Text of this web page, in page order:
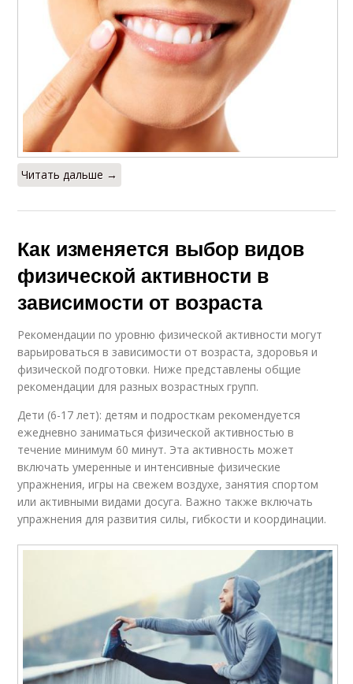
Читать дальше →
Как изменяется выбор видов
физической активности в
зависимости от возраста
Рекомендации по уровню физической активности могут
варьироваться в зависимости от возраста, здоровья и
физической подготовки. Ниже представлены общие
рекомендации для разных возрастных групп.
Дети (6-17 лет): детям и подросткам рекомендуется
ежедневно заниматься физической активностью в
течение минимум 60 минут. Эта активность может
включать умеренные и интенсивные физические
упражнения, игры на свежем воздухе, занятия спортом
или активными видами досуга. Важно также включать
упражнения для развития силы, гибкости и координации.